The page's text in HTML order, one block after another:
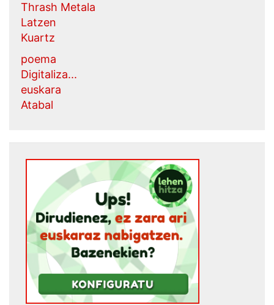
Thrash Metala
Latzen
Kuartz
poema
Digitaliza...
euskara
Atabal